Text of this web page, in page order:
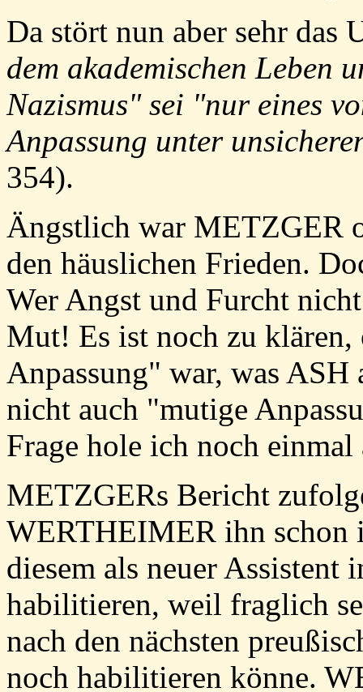
Da stört nun aber sehr das
dem akademischen Leben
Nazismus" sei "nur eines
Anpassung unter
354).
Ängstlich war METZGER
den häuslichen Frieden.
Wer Angst und Furcht
Mut! Es ist noch zu
Anpassung" war, was ASH
nicht auch "mutige
Frage hole ich noch einmal
METZGERs Bericht
WERTHEIMER ihn schon
diesem als neuer
habilitieren, weil fraglich
nach den nächsten
noch habilitieren könne.